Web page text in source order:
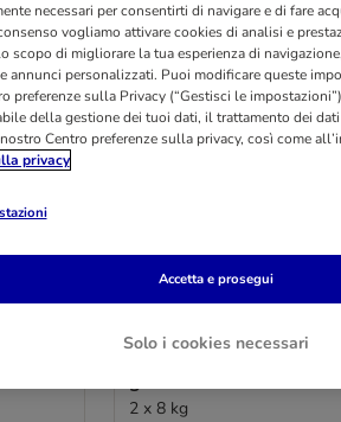
per
6 varianti
Urinary Cat Crocchette
2 x 8 kg
necessari per consentirti di navigare e di fare
vogliamo attivare cookies di analisi e
scopo di migliorare la tua esperienza di
annunci personalizzati. Puoi modificare queste
preferenze sulla Privacy (“Gestisci le
della gestione dei tuoi dati, il trattamento dei
Centro preferenze sulla privacy, così come
privacy
Solo i cookies necessari
Accetta e prosegui